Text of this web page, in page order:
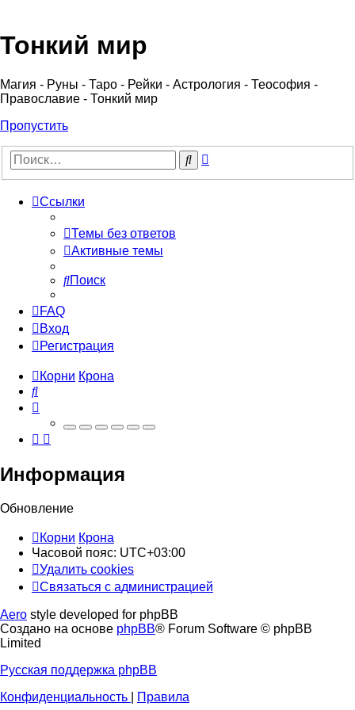
Тонкий мир
Магия - Руны - Таро - Рейки - Астрология - Теософия -
Православие - Тонкий мир
Пропустить
Поиск
Ссылки
Темы без ответов
Активные темы
Поиск
FAQ
Вход
Регистрация
Корни Крона
Поиск
Информация
Обновление
Корни Крона
Часовой пояс: UTC+03:00
Удалить cookies
Связаться
администрацией
Связаться с администрацией
Aero style developed for phpBB
Создано на основе phpBB® Forum Software © phpBB
Limited
Русская поддержка phpBB
Конфиденциальность
Правила